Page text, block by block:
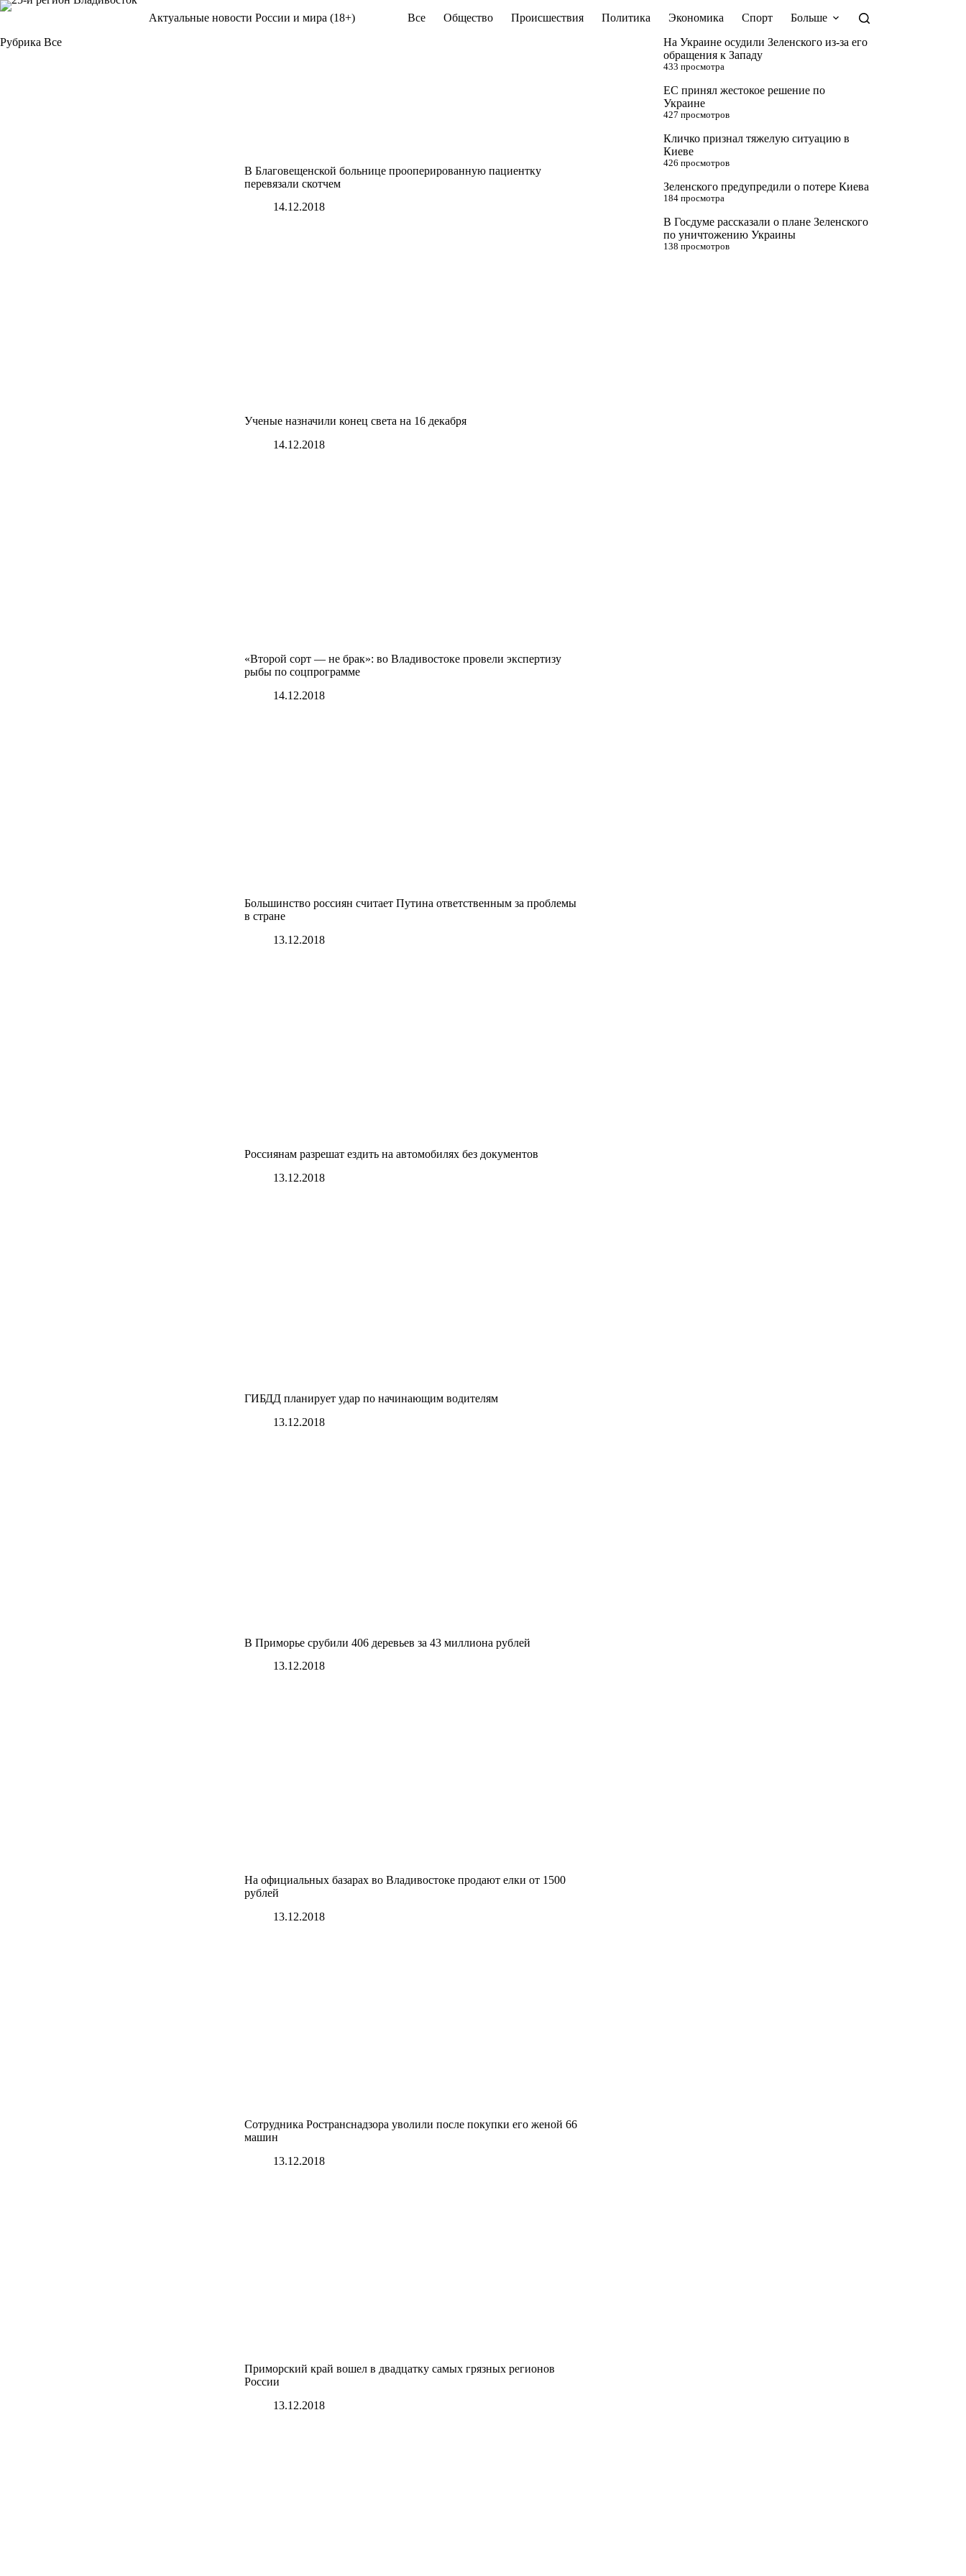
Перейти
Актуальные новости России и мира (18+) Все Общество Происшествия Политика Экономика Спорт
Больше
Рубрика Все
В Благовещенской больнице прооперированную пациентку
перевязали скотчем
14.12.2018
Ученые назначили конец света на 16 декабря
14.12.2018
«Второй сорт — не брак»: во Владивостоке провели экспертизу
рыбы по соцпрограмме
14.12.2018
Большинство россиян считает Путина ответственным за проблемы
в стране
13.12.2018
Россиянам разрешат ездить на автомобилях без документов
13.12.2018
ГИБДД планирует удар по начинающим водителям
13.12.2018
В Приморье срубили 406 деревьев за 43 миллиона рублей
13.12.2018
На официальных базарах во Владивостоке продают елки от 1500
рублей
13.12.2018
Сотрудника Ространснадзора уволили после покупки его женой 66
машин
13.12.2018
Приморский край вошел в двадцатку самых грязных регионов
России
13.12.2018
На Украине осудили Зеленского из-за его
обращения к Западу
433 просмотра
ЕС принял жестокое решение по
Украине
427 просмотров
Кличко признал тяжелую ситуацию в
Киеве
426 просмотров
Зеленского предупредили о потере Киева
184 просмотра
В Госдуме рассказали о плане Зеленского
по уничтожению Украины
138 просмотров